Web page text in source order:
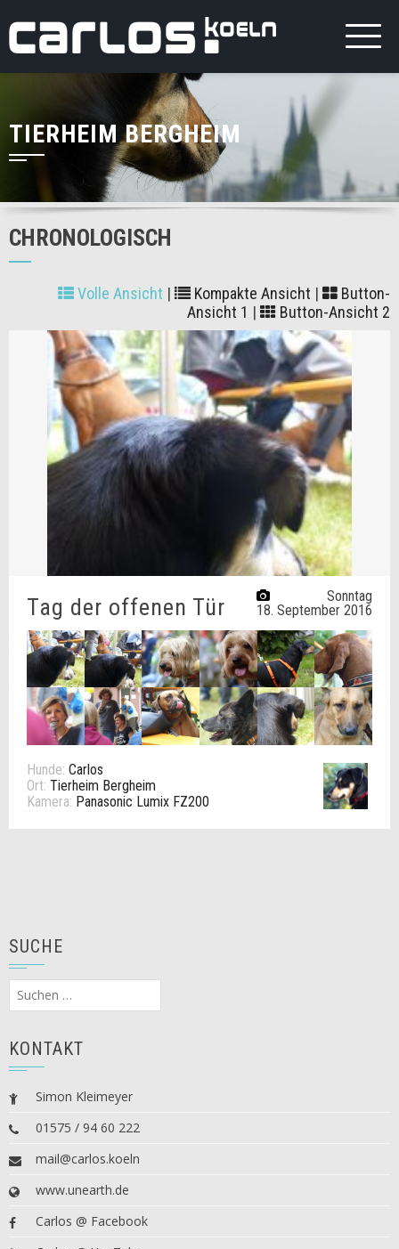
TIERHEIM BERGHEIM
CHRONOLOGISCH
Volle Ansicht | Kompakte Ansicht |
Button-
Ansicht 1 | Button-Ansicht 2
Sonntag
18. September 2016
Tag der offenen Tür
Hunde: Carlos
Ort: Tierheim Bergheim
Kamera: Panasonic Lumix FZ200
SUCHE
Suchen
nach:
KONTAKT
Simon Kleimeyer
01575 / 94 60 222
mail@carlos.koeln
www.unearth.de
Carlos @ Facebook